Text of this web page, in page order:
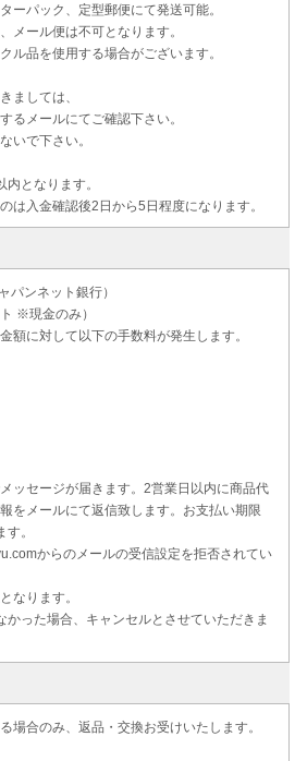
ーパック、定型郵便にて発送可能。
メール便は不可となります。
ル品を使用する場合がございます。
ましては、
るメールにてご確認下さい。
いで下さい。
となります。
は入金確認後2日から5日程度になります。
パンネット銀行）
※現金のみ）
額に対して以下の手数料が発生します。
ッセージが届きます。2営業日以内に商品代
をメールにて返信致します。お支払い期限
。
からのメールの受信設定を拒否されてい
なります。
った場合、キャンセルとさせていただきま
場合のみ、返品・交換お受けいたします。